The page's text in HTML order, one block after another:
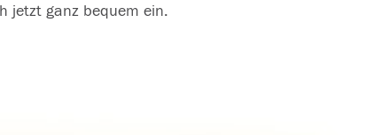
jetzt ganz bequem ein.